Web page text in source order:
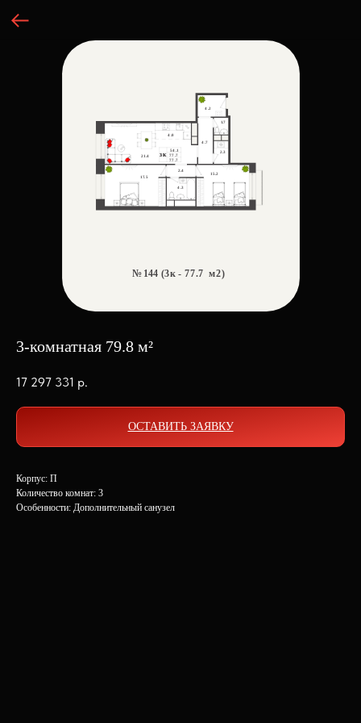
3-комнатная 79.8 м²
17 297 331 р.
ОСТАВИТЬ ЗАЯВКУ
Корпус: П
Количество комнат: 3
Особенности: Дополнительный санузел